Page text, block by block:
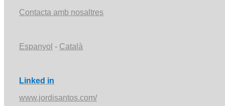
Contacta amb nosaltres
Espanyol - Català
Linked in
www.jordisantos.com/